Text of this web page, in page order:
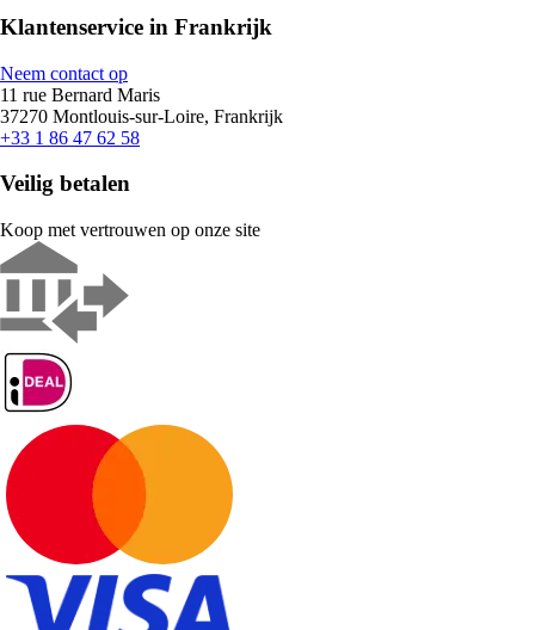
Klantenservice in Frankrijk
Neem contact op
11 rue Bernard Maris
37270 Montlouis-sur-Loire, Frankrijk
+33 1 86 47 62 58
Veilig betalen
Koop met vertrouwen op onze site